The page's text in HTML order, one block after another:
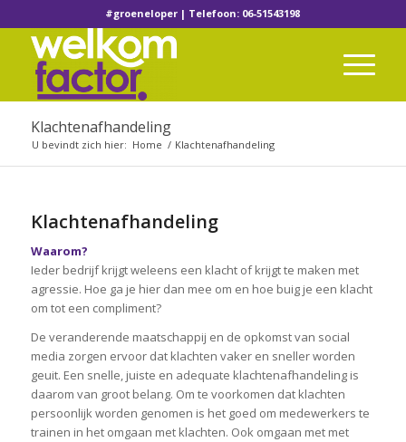
#groeneloper | Telefoon: 06-51543198
Klachtenafhandeling
U bevindt zich hier: Home / Klachtenafhandeling
Klachtenafhandeling
Waarom?
Ieder bedrijf krijgt weleens een klacht of krijgt te maken met
agressie. Hoe ga je hier dan mee om en hoe buig je een klacht
om tot een compliment?
De veranderende maatschappij en de opkomst van social
media zorgen ervoor dat klachten vaker en sneller worden
geuit. Een snelle, juiste en adequate klachtenafhandeling is
daarom van groot belang. Om te voorkomen dat klachten
persoonlijk worden genomen is het goed om medewerkers te
trainen in het omgaan met klachten. Ook omgaan met met